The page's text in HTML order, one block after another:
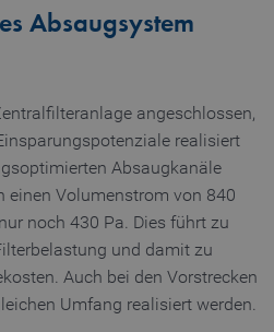
Absaugsystem
angeschlossen,
realisiert
Absaugkanäle
einen Volumenstrom von 840
noch 430 Pa. Dies führt zu
und damit zu
Auch bei den Vorstrecken
Umfang realisiert werden.